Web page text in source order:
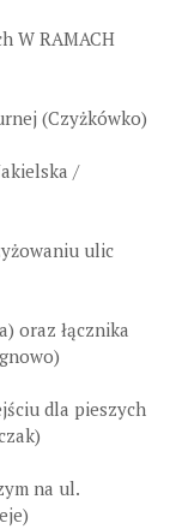
W RAMACH
(Czyżkówko)
/
ulic
oraz łącznika
dla pieszych
na ul.